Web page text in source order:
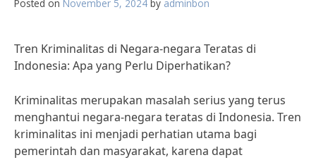
Posted on November 5, 2024 by adminbon
Tren Kriminalitas di Negara-negara Teratas di
Indonesia: Apa yang Perlu Diperhatikan?
Kriminalitas merupakan masalah serius yang terus
menghantui negara-negara teratas di Indonesia. Tren
kriminalitas ini menjadi perhatian utama bagi
pemerintah dan masyarakat, karena dapat